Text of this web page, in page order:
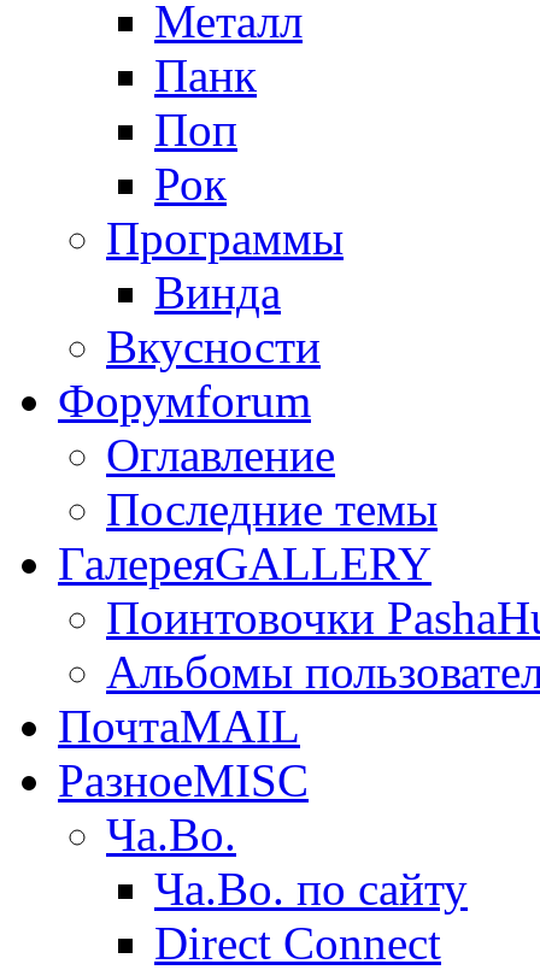
Металл
Панк
Поп
Рок
Программы
Винда
Вкусности
Форумforum
Оглавление
Последние темы
ГалереяGALLERY
Поинтовочки
Альбомы
ПочтаMAIL
РазноеMISC
Ча.Во.
Ча.Во. по сайту
Direct Connect